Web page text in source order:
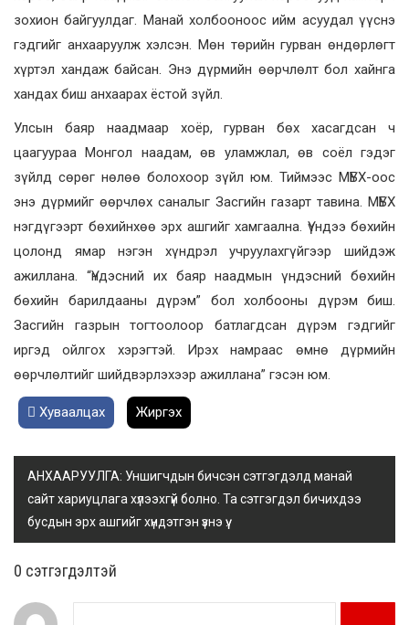
зохион байгуулдаг. Манай холбооноос ийм асуудал үүснэ
гэдгийг анхааруулж хэлсэн. Мөн төрийн гурван өндөрлөгт
хүртэл хандаж байсан. Энэ дүрмийн өөрчлөлт бол хайнга
хандах биш анхаарах ёстой зүйл.
Улсын баяр наадмаар хоёр, гурван бөх хасагдсан ч
цаагуураа Монгол наадам, өв уламжлал, өв соёл гэдэг
зүйлд сөрөг нөлөө болохоор зүйл юм. Тиймээс МҮБХ-оос
энэ дүрмийг өөрчлөх саналыг Засгийн газарт тавина. МҮБХ
нэгдүгээрт бөхийнхөө эрх ашгийг хамгаална. Үүндээ бөхийн
цолонд ямар нэгэн хүндрэл учруулахгүйгээр шийдэж
ажиллана. “Үндэсний их баяр наадмын үндэсний бөхийн
бөхийн барилдааны дүрэм” бол холбооны дүрэм биш.
Засгийн газрын тогтоолоор батлагдсан дүрэм гэдгийг
иргэд ойлгох хэрэгтэй. Ирэх намраас өмнө дүрмийн
өөрчлөлтийг шийдвэрлэхээр ажиллана” гэсэн юм.
Хуваалцах Жиргэх
АНХААРУУЛГА: Уншигчдын бичсэн сэтгэгдэлд манай
сайт хариуцлага хүлээхгүй болно. Та сэтгэгдэл бичихдээ
бусдын эрх ашгийг хүндэтгэн үзнэ үү.
0 cэтгэгдэлтэй